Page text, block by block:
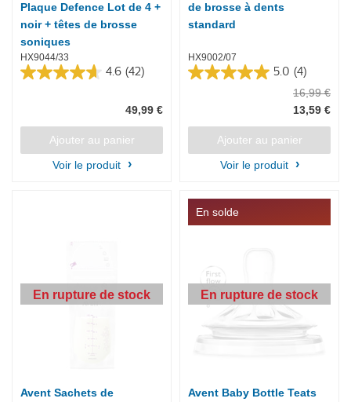
Plaque Defence Lot de 4 +
noir + têtes de brosse
soniques
HX9044/33
4.6 (42)
4.6
49,99 €
Ajouter au panier
Voir le produit
de brosse à dents
standard
HX9002/07
5.0 (4)
5.0
16,99 €
13,59 €
Ajouter au panier
Voir le produit
En rupture de stock
Avent Sachets de
En solde
En rupture de stock
Avent Baby Bottle Teats